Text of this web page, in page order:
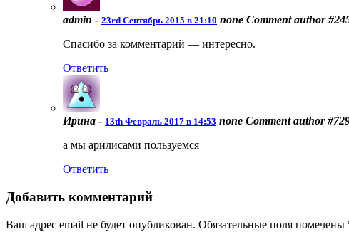
admin - 23rd Сентябрь 2015 в 21:10 none Comment author
Спасибо за комментарий — интересно.
Ответить
Ирина - 13th Февраль 2017 в 14:53 none Comment author
а мы арилисами пользуемся
Ответить
Добавить комментарий
Ваш адрес email не будет опубликован. Обязательные поля помечены